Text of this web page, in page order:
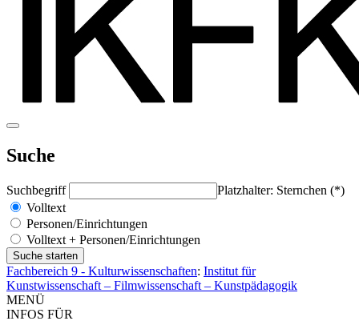
Suche
Suchbegriff
Platzhalter: Sternchen (*)
Volltext
Personen/Einrichtungen
Volltext + Personen/Einrichtungen
Fachbereich 9 - Kulturwissenschaften: Institut für
Kunstwissenschaft – Filmwissenschaft – Kunstpädagogik
MENÜ
INFOS FÜR